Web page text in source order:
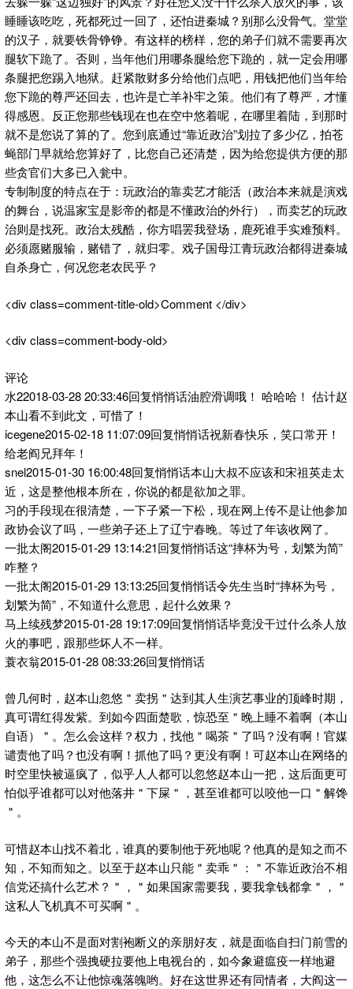
睡睡该吃吃，死都死过一回了，还怕进秦城？别那么没骨气。堂堂
的汉子，就要铁骨铮铮。有这样的榜样，您的弟子们就不需要再次
腿软下跪了。否则，当年他们用哪条腿给您下跪的，就一定会用哪
条腿把您踢入地狱。赶紧散财多分给他们点吧，用钱把他们当年给
您下跪的尊严还回去，也许是亡羊补牢之策。他们有了尊严，才懂
得感恩。反正您那些钱现在也在空中悠着呢，在哪里着陆，到那时
就不是您说了算的了。您到底通过“靠近政治”划拉了多少亿，拍苍
蝇部门早就给您算好了，比您自己还清楚，因为给您提供方便的那
些贪官们大多已入瓮中。
专制制度的特点在于：玩政治的靠卖艺才能活（政治本来就是演戏
的舞台，说温家宝是影帝的都是不懂政治的外行），而卖艺的玩政
治则是找死。政治太残酷，你方唱罢我登场，鹿死谁手实难预料。
必须愿赌服输，赌错了，就归零。戏子国母江青玩政治都得进秦城
自杀身亡，何况您老农民乎？
<div class=comment-title-old>Comment </div>
<div class=comment-body-old>
评论
水22018-03-28 20:33:46回复悄悄话油腔滑调哦！ 哈哈哈！ 估计赵
本山看不到此文，可惜了！
icegene2015-02-18 11:07:09回复悄悄话祝新春快乐，笑口常开！
给老阎兄拜年！
snel2015-01-30 16:00:48回复悄悄话本山大叔不应该和宋祖英走太
近，这是整他根本所在，你说的都是欲加之罪。
习的手段现在很清楚，一下子紧一下松，现在网上传不是让他参加
政协会议了吗，一些弟子还上了辽宁春晚。等过了年该收网了。
一批太阁2015-01-29 13:14:21回复悄悄话这“摔杯为号，划繁为简”
咋整？
一批太阁2015-01-29 13:13:25回复悄悄话令先生当时“摔杯为号，
划繁为简”，不知道什么意思，起什么效果？
马上续残梦2015-01-28 19:17:09回复悄悄话毕竟没干过什么杀人放
火的事吧，跟那些坏人不一样。
蓑衣翁2015-01-28 08:33:26回复悄悄话
曾几何时，赵本山忽悠＂卖拐＂达到其人生演艺事业的顶峰时期，
真可谓红得发紫。到如今四面楚歌，惊恐至＂晚上睡不着啊（本山
自语）＂。怎么会这样？权力，找他＂喝茶＂了吗？没有啊！官媒
谴责他了吗？也没有啊！抓他了吗？更没有啊！可赵本山在网络的
时空里快被逼疯了，似乎人人都可以忽悠赵本山一把，这后面更可
怕似乎谁都可以对他落井＂下屎＂，甚至谁都可以咬他一口＂解馋
＂。
可惜赵本山找不着北，谁真的要制他于死地呢？他真的是知之而不
知，不知而知之。以至于赵本山只能＂卖乖＂：＂不靠近政治不相
信党还搞什么艺术？＂，＂如果国家需要我，要我拿钱都拿＂，＂
这私人飞机真不可买啊＂。
今天的本山不是面对割袍断义的亲朋好友，就是面临自扫门前雪的
弟子，那些个强拽硬拉要他上电视台的，如今象避瘟疫一样地避
他，这怎么不让他惊魂落魄哟。好在这世界还有同情者，大阎这一